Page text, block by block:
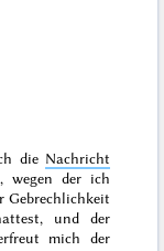
die Nachricht
wegen der ich
Gebrechlichkeit
und der
mich der